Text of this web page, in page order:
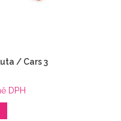
/ Cars 3
DPH